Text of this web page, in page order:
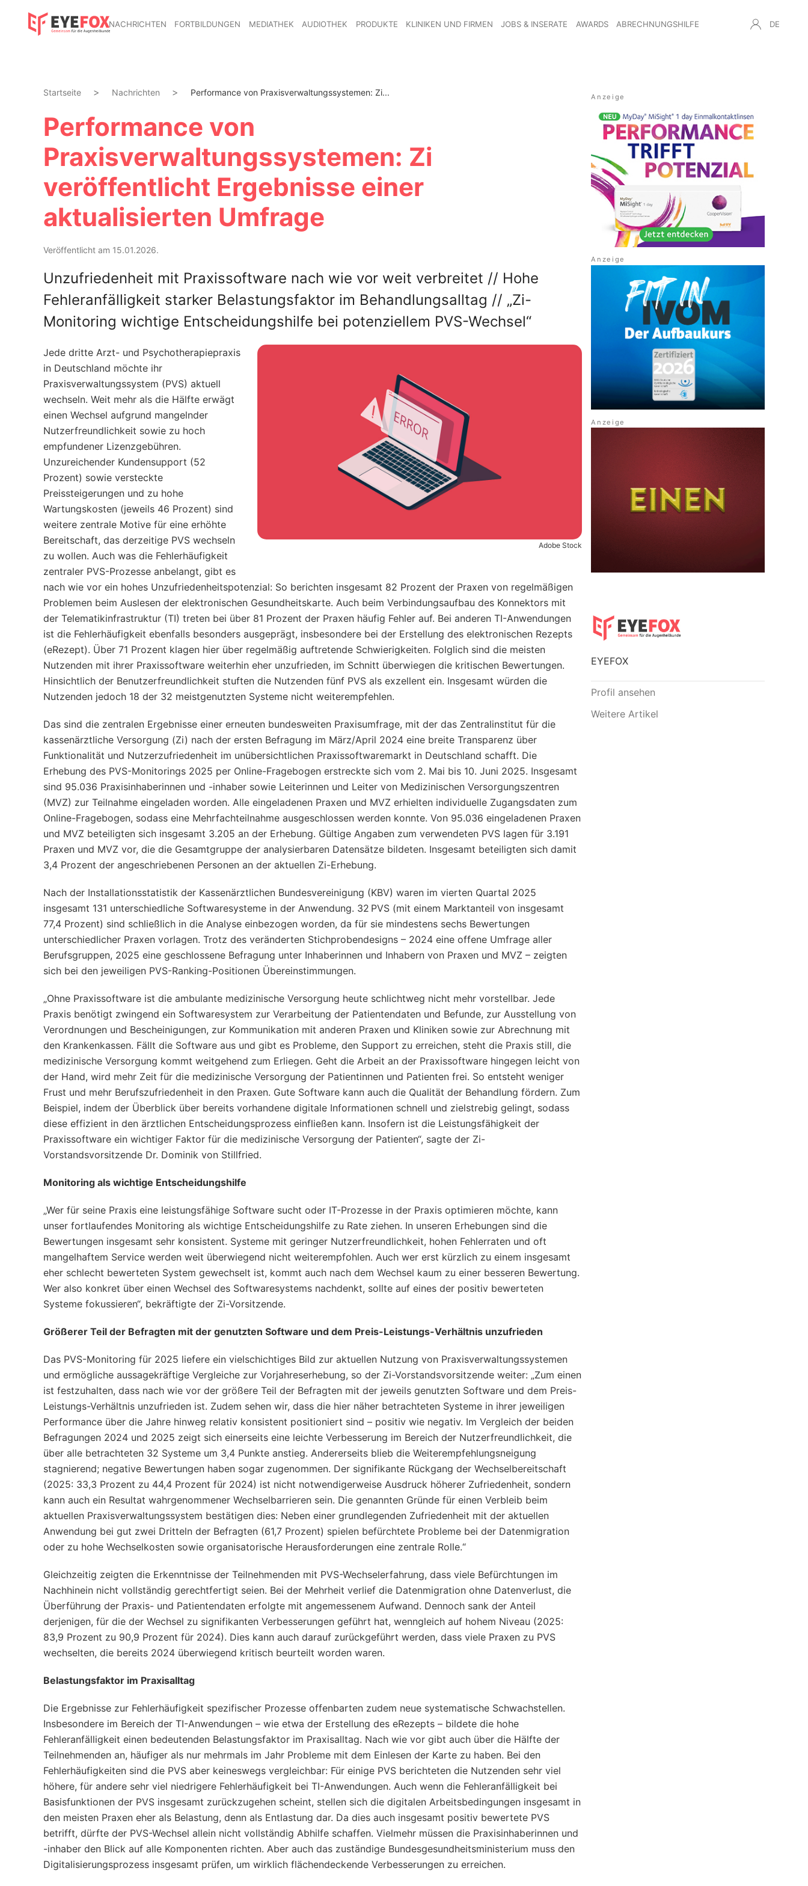
NACHRICHTEN FORTBILDUNGEN MEDIATHEK AUDIOTHEK PRODUKTE KLINIKEN UND FIRMEN JOBS & INSERATE AWARDS ABRECHNUNGSHILFE DE
Startseite Nachrichten Performance von Praxisverwaltungssystemen: Zi...
Performance von
Praxisverwaltungssystemen: Zi
veröffentlicht Ergebnisse einer
aktualisierten Umfrage
Veröffentlicht am 15.01.2026.
Unzufriedenheit mit Praxissoftware nach wie vor weit verbreitet // Hohe
Fehleranfälligkeit starker Belastungsfaktor im Behandlungsalltag // „Zi-
Monitoring wichtige Entscheidungshilfe bei potenziellem PVS-Wechsel“
Adobe Stock
Jede dritte Arzt- und Psychotherapiepraxis
in Deutschland möchte ihr
Praxisverwaltungssystem (PVS) aktuell
wechseln. Weit mehr als die Hälfte erwägt
einen Wechsel aufgrund mangelnder
Nutzerfreundlichkeit sowie zu hoch
empfundener Lizenzgebühren.
Unzureichender Kundensupport (52
Prozent) sowie versteckte
Preissteigerungen und zu hohe
Wartungskosten (jeweils 46 Prozent) sind
weitere zentrale Motive für eine erhöhte
Bereitschaft, das derzeitige PVS wechseln
zu wollen. Auch was die Fehlerhäufigkeit
zentraler PVS-Prozesse anbelangt, gibt es
nach wie vor ein hohes Unzufriedenheitspotenzial: So berichten insgesamt 82 Prozent der Praxen von regelmäßigen
Problemen beim Auslesen der elektronischen Gesundheitskarte. Auch beim Verbindungsaufbau des Konnektors mit
der Telematikinfrastruktur (TI) treten bei über 81 Prozent der Praxen häufig Fehler auf. Bei anderen TI-Anwendungen
ist die Fehlerhäufigkeit ebenfalls besonders ausgeprägt, insbesondere bei der Erstellung des elektronischen Rezepts
(eRezept). Über 71 Prozent klagen hier über regelmäßig auftretende Schwierigkeiten. Folglich sind die meisten
Nutzenden mit ihrer Praxissoftware weiterhin eher unzufrieden, im Schnitt überwiegen die kritischen Bewertungen.
Hinsichtlich der Benutzerfreundlichkeit stuften die Nutzenden fünf PVS als exzellent ein. Insgesamt würden die
Nutzenden jedoch 18 der 32 meistgenutzten Systeme nicht weiterempfehlen.
Das sind die zentralen Ergebnisse einer erneuten bundesweiten Praxisumfrage, mit der das Zentralinstitut für die
kassenärztliche Versorgung (Zi) nach der ersten Befragung im März/April 2024 eine breite Transparenz über
Funktionalität und Nutzerzufriedenheit im unübersichtlichen Praxissoftwaremarkt in Deutschland schafft. Die
Erhebung des PVS-Monitorings 2025 per Online-Fragebogen erstreckte sich vom 2. Mai bis 10. Juni 2025. Insgesamt
sind 95.036 Praxisinhaberinnen und -inhaber sowie Leiterinnen und Leiter von Medizinischen Versorgungszentren
(MVZ) zur Teilnahme eingeladen worden. Alle eingeladenen Praxen und MVZ erhielten individuelle Zugangsdaten zum
Online-Fragebogen, sodass eine Mehrfachteilnahme ausgeschlossen werden konnte. Von 95.036 eingeladenen Praxen
und MVZ beteiligten sich insgesamt 3.205 an der Erhebung. Gültige Angaben zum verwendeten PVS lagen für 3.191
Praxen und MVZ vor, die die Gesamtgruppe der analysierbaren Datensätze bildeten. Insgesamt beteiligten sich damit
3,4 Prozent der angeschriebenen Personen an der aktuellen Zi-Erhebung.
Nach der Installationsstatistik der Kassenärztlichen Bundesvereinigung (KBV) waren im vierten Quartal 2025
insgesamt 131 unterschiedliche Softwaresysteme in der Anwendung. 32 PVS (mit einem Marktanteil von insgesamt
77,4 Prozent) sind schließlich in die Analyse einbezogen worden, da für sie mindestens sechs Bewertungen
unterschiedlicher Praxen vorlagen. Trotz des veränderten Stichprobendesigns – 2024 eine offene Umfrage aller
Berufsgruppen, 2025 eine geschlossene Befragung unter Inhaberinnen und Inhabern von Praxen und MVZ – zeigten
sich bei den jeweiligen PVS-Ranking-Positionen Übereinstimmungen.
„Ohne Praxissoftware ist die ambulante medizinische Versorgung heute schlichtweg nicht mehr vorstellbar. Jede
Praxis benötigt zwingend ein Softwaresystem zur Verarbeitung der Patientendaten und Befunde, zur Ausstellung von
Verordnungen und Bescheinigungen, zur Kommunikation mit anderen Praxen und Kliniken sowie zur Abrechnung mit
den Krankenkassen. Fällt die Software aus und gibt es Probleme, den Support zu erreichen, steht die Praxis still, die
medizinische Versorgung kommt weitgehend zum Erliegen. Geht die Arbeit an der Praxissoftware hingegen leicht von
der Hand, wird mehr Zeit für die medizinische Versorgung der Patientinnen und Patienten frei. So entsteht weniger
Frust und mehr Berufszufriedenheit in den Praxen. Gute Software kann auch die Qualität der Behandlung fördern. Zum
Beispiel, indem der Überblick über bereits vorhandene digitale Informationen schnell und zielstrebig gelingt, sodass
diese effizient in den ärztlichen Entscheidungsprozess einfließen kann. Insofern ist die Leistungsfähigkeit der
Praxissoftware ein wichtiger Faktor für die medizinische Versorgung der Patienten“, sagte der Zi-
Vorstandsvorsitzende Dr. Dominik von Stillfried.
Monitoring als wichtige Entscheidungshilfe
„Wer für seine Praxis eine leistungsfähige Software sucht oder IT-Prozesse in der Praxis optimieren möchte, kann
unser fortlaufendes Monitoring als wichtige Entscheidungshilfe zu Rate ziehen. In unseren Erhebungen sind die
Bewertungen insgesamt sehr konsistent. Systeme mit geringer Nutzerfreundlichkeit, hohen Fehlerraten und oft
mangelhaftem Service werden weit überwiegend nicht weiterempfohlen. Auch wer erst kürzlich zu einem insgesamt
eher schlecht bewerteten System gewechselt ist, kommt auch nach dem Wechsel kaum zu einer besseren Bewertung.
Wer also konkret über einen Wechsel des Softwaresystems nachdenkt, sollte auf eines der positiv bewerteten
Systeme fokussieren“, bekräftigte der Zi-Vorsitzende.
Größerer Teil der Befragten mit der genutzten Software und dem Preis-Leistungs-Verhältnis unzufrieden
Das PVS-Monitoring für 2025 liefere ein vielschichtiges Bild zur aktuellen Nutzung von Praxisverwaltungssystemen
und ermögliche aussagekräftige Vergleiche zur Vorjahreserhebung, so der Zi-Vorstandsvorsitzende weiter: „Zum einen
ist festzuhalten, dass nach wie vor der größere Teil der Befragten mit der jeweils genutzten Software und dem Preis-
Leistungs-Verhältnis unzufrieden ist. Zudem sehen wir, dass die hier näher betrachteten Systeme in ihrer jeweiligen
Performance über die Jahre hinweg relativ konsistent positioniert sind – positiv wie negativ. Im Vergleich der beiden
Befragungen 2024 und 2025 zeigt sich einerseits eine leichte Verbesserung im Bereich der Nutzerfreundlichkeit, die
über alle betrachteten 32 Systeme um 3,4 Punkte anstieg. Andererseits blieb die Weiterempfehlungsneigung
stagnierend; negative Bewertungen haben sogar zugenommen. Der signifikante Rückgang der Wechselbereitschaft
(2025: 33,3 Prozent zu 44,4 Prozent für 2024) ist nicht notwendigerweise Ausdruck höherer Zufriedenheit, sondern
kann auch ein Resultat wahrgenommener Wechselbarrieren sein. Die genannten Gründe für einen Verbleib beim
aktuellen Praxisverwaltungssystem bestätigen dies: Neben einer grundlegenden Zufriedenheit mit der aktuellen
Anwendung bei gut zwei Dritteln der Befragten (61,7 Prozent) spielen befürchtete Probleme bei der Datenmigration
oder zu hohe Wechselkosten sowie organisatorische Herausforderungen eine zentrale Rolle.“
Gleichzeitig zeigten die Erkenntnisse der Teilnehmenden mit PVS-Wechselerfahrung, dass viele Befürchtungen im
Nachhinein nicht vollständig gerechtfertigt seien. Bei der Mehrheit verlief die Datenmigration ohne Datenverlust, die
Überführung der Praxis- und Patientendaten erfolgte mit angemessenem Aufwand. Dennoch sank der Anteil
derjenigen, für die der Wechsel zu signifikanten Verbesserungen geführt hat, wenngleich auf hohem Niveau (2025:
83,9 Prozent zu 90,9 Prozent für 2024). Dies kann auch darauf zurückgeführt werden, dass viele Praxen zu PVS
wechselten, die bereits 2024 überwiegend kritisch beurteilt worden waren.
Belastungsfaktor im Praxisalltag
Die Ergebnisse zur Fehlerhäufigkeit spezifischer Prozesse offenbarten zudem neue systematische Schwachstellen.
Insbesondere im Bereich der TI-Anwendungen – wie etwa der Erstellung des eRezepts – bildete die hohe
Fehleranfälligkeit einen bedeutenden Belastungsfaktor im Praxisalltag. Nach wie vor gibt auch über die Hälfte der
Teilnehmenden an, häufiger als nur mehrmals im Jahr Probleme mit dem Einlesen der Karte zu haben. Bei den
Fehlerhäufigkeiten sind die PVS aber keineswegs vergleichbar: Für einige PVS berichteten die Nutzenden sehr viel
höhere, für andere sehr viel niedrigere Fehlerhäufigkeit bei TI-Anwendungen. Auch wenn die Fehleranfälligkeit bei
Basisfunktionen der PVS insgesamt zurückzugehen scheint, stellen sich die digitalen Arbeitsbedingungen insgesamt in
den meisten Praxen eher als Belastung, denn als Entlastung dar. Da dies auch insgesamt positiv bewertete PVS
betrifft, dürfte der PVS-Wechsel allein nicht vollständig Abhilfe schaffen. Vielmehr müssen die Praxisinhaberinnen und
-inhaber den Blick auf alle Komponenten richten. Aber auch das zuständige Bundesgesundheitsministerium muss den
Digitalisierungsprozess insgesamt prüfen, um wirklich flächendeckende Verbesserungen zu erreichen.
EYEFOX
Profil ansehen
Weitere Artikel